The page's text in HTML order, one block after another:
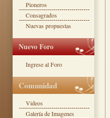
Pioneros
Consagrados
Nuevas propuestas
Nuevo Foro
Ingrese al Foro
Comunidad
Videos
Galería de Imagenes